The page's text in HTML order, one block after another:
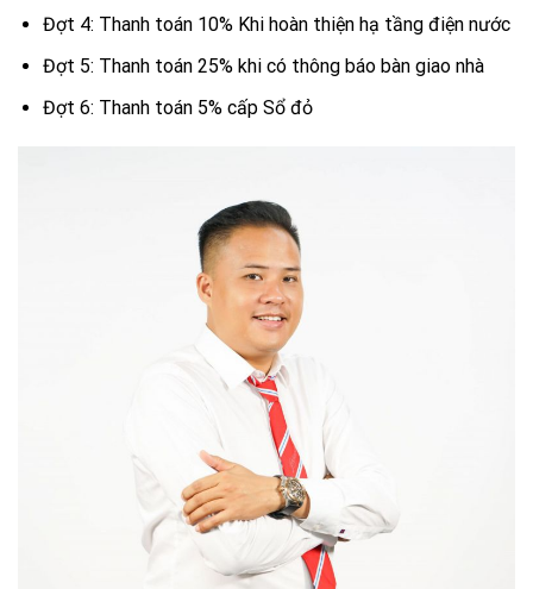
Đợt 4: Thanh toán 10% Khi hoàn thiện hạ tầng điện nước
Đợt 5: Thanh toán 25% khi có thông báo bàn giao nhà
Đợt 6: Thanh toán 5% cấp Sổ đỏ